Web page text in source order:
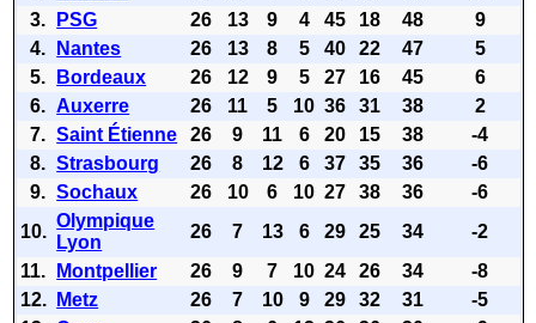
3.
PSG 26 13 9 4 45 18 48
9
4.
Nantes 26 13 8 5 40 22 47
5
5.
Bordeaux 26 12 9 5 27 16 45
6
6. Auxerre 26 11 5 10 36 31 38
2
7. Saint Étienne 26 9 11 6 20 15 38
-4
8. Strasbourg 26 8 12 6 37 35 36
-6
9. Sochaux 26 10 6 10 27 38 36
-6
10.
Olympique
Lyon
26 7 13 6 29 25 34
-2
11.
Montpellier 26 9 7 10 24 26 34
-8
12.
Metz 26 7 10 9 29 32 31
-5